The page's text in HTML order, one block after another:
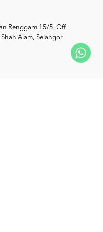
Renggam 15/5, Off
Alam, Selangor